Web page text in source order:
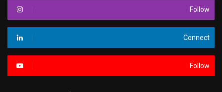
Follow
Connect
Follow